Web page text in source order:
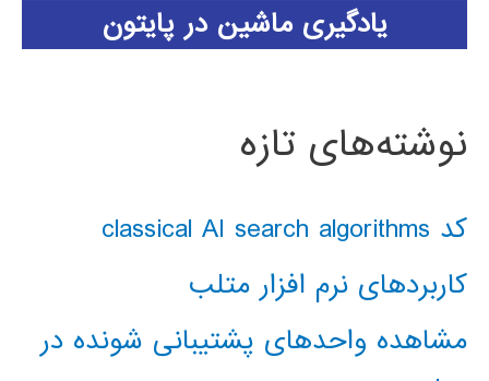
یادگیری ماشین در پایتون
نوشته‌های تازه
کد classical AI search algorithms
کاربردهای نرم افزار متلب
مشاهده واحدهای پشتیبانی شونده در